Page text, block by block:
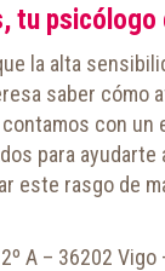
tu psicólogo
la alta
saber cómo
contamos con un
para ayudarte
este rasgo de
A – 36202